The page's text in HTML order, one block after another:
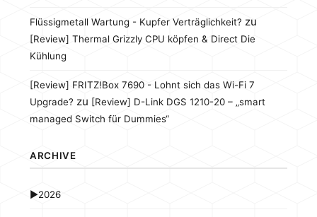
Flüssigmetall Wartung - Kupfer Verträglichkeit? zu
[Review] Thermal Grizzly CPU köpfen & Direct Die
Kühlung
[Review] FRITZ!Box 7690 - Lohnt sich das Wi-Fi 7
Upgrade? zu [Review] D-Link DGS 1210-20 – „smart
managed Switch für Dummies“
ARCHIVE
►2026